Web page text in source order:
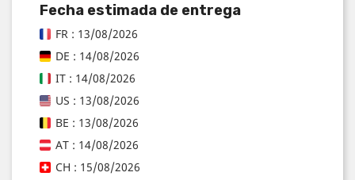
Fecha estimada de entrega
FR : 13/08/2026
DE : 14/08/2026
IT : 14/08/2026
US : 13/08/2026
BE : 13/08/2026
AT : 14/08/2026
CH : 15/08/2026